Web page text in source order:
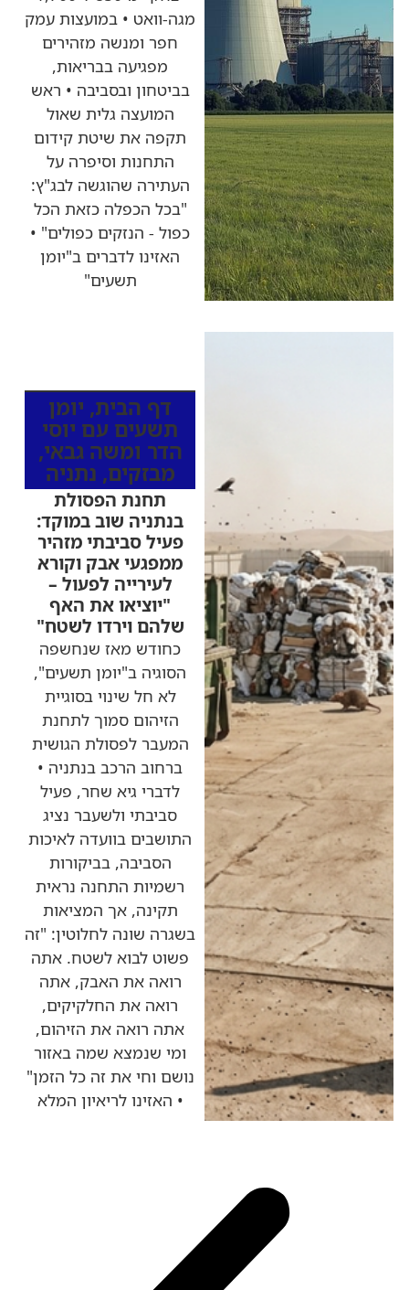
מגה-וואט • במועצות עמק
חפר ומנשה מזהירים
מפגיעה בבריאות,
בביטחון ובסביבה • ראש
המועצה גלית שאול
תקפה את שיטת קידום
התחנות וסיפרה על
העתירה שהוגשה לבג"ץ:
"בכל הכפלה כזאת הכל
כפול - הנזקים כפולים" •
האזינו לדברים ב"יומן
תשעים"
דף הבית, יומן
תשעים עם יוסי
הדר ומשה גבאי,
מבזקים, נתניה
תחנת הפסולת
בנתניה שוב במוקד:
פעיל סביבתי מזהיר
ממפגעי אבק וקורא
לעירייה לפעול –
"יוציאו את האף
שלהם וירדו לשטח"
כחודש מאז שנחשפה
הסוגיה ב"יומן תשעים",
לא חל שינוי בסוגיית
הזיהום סמוך לתחנת
המעבר לפסולת הגושית
ברחוב הרכב בנתניה •
לדברי גיא שחר, פעיל
סביבתי ולשעבר נציג
התושבים בוועדה לאיכות
הסביבה, בביקורות
רשמיות התחנה נראית
תקינה, אך המציאות
בשגרה שונה לחלוטין: "זה
פשוט לבוא לשטח. אתה
רואה את האבק, אתה
רואה את החלקיקים,
אתה רואה את הזיהום,
ומי שנמצא שמה באזור
נושם וחי את זה כל הזמן"
• האזינו לריאיון המלא